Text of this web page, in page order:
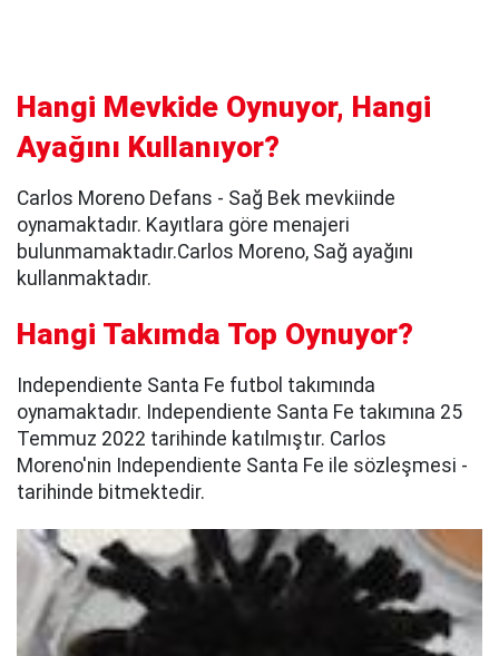
Hangi Mevkide Oynuyor, Hangi
Ayağını Kullanıyor?
Carlos Moreno Defans - Sağ Bek mevkiinde
oynamaktadır. Kayıtlara göre menajeri
bulunmamaktadır.Carlos Moreno, Sağ ayağını
kullanmaktadır.
Hangi Takımda Top Oynuyor?
Independiente Santa Fe futbol takımında
oynamaktadır. Independiente Santa Fe takımına 25
Temmuz 2022 tarihinde katılmıştır. Carlos
Moreno'nin Independiente Santa Fe ile sözleşmesi -
tarihinde bitmektedir.